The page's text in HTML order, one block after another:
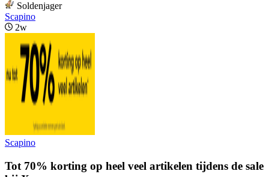
Soldenjager
Scapino
2w
Scapino
Tot 70% korting op heel veel artikelen tijdens de sale